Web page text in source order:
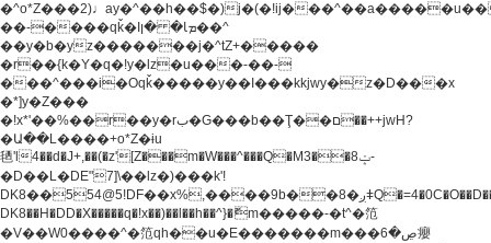
�^o*Z���2)♩ay�^��h��$�)j�(�!ij�
��-����qǩ�Iܡا� �ן��^
��y�b�yz�������j�^tZ+�����
�r��{k�Y�q�!y�lz�u���-��-
���^���i�Oqǩ�����y��I���kkjwy�z�D���x
�*]y�Z���
�!x*'��%��r��y�rب�G���b��Ţ��ם��++jwH?
�Ա��L����+o*Z�ɨu
毢'l4��d�J+,��(�z'[Z���m�W���^���Q�M3��8ݓ-
�D��L�DE"7]\��lz�)���k'!
DK8��554@5!DF��x%,����9b��8�ږǂQ�=4�0C�O��D��L#�4@�L�9D�
DK8��H�DD�X�����q�!x��)��l��h��^}�ޮm�����-�t^�笵
�V��W0����^�笵qh��u�E�������m���ڝ�6癭